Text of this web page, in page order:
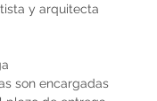
y arquitecta
son encargadas